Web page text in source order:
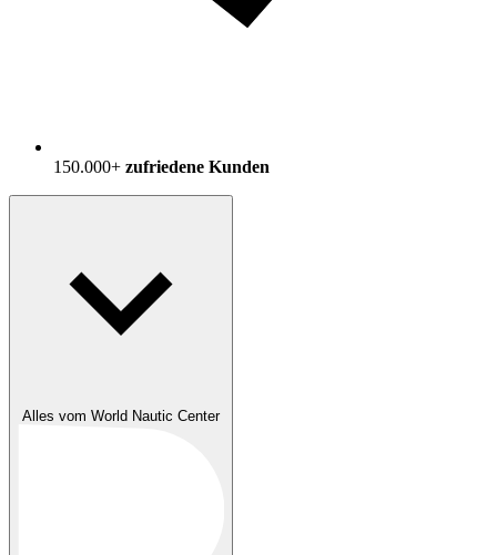
150.000+ zufriedene Kunden
Alles vom World Nautic Center